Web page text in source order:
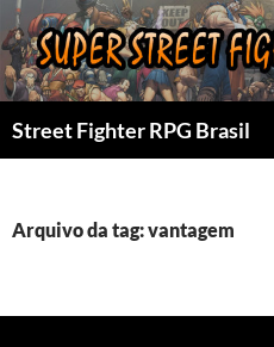
Pular
para
o
conteúdo
Street Fighter RPG Brasil
Arquivo da tag: vantagem